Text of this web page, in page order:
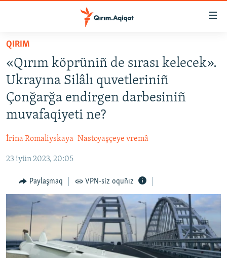
Esas
qaytmaq
Baş
navigatsiyağa
qaytmaq
Qıdıruvğa
SİYASET
İQTİSADİYAT
CEMİYET
İNSAN AQLARI
VİDEO
SÜRET
BLOGLAR
FİKİR
Русский
QIRIM
«Qırım köprüniñ de sırası kelecek».
Ukrayına Silâlı quvetleriniñ
Çonğarğa endirgen darbesiniñ
muvafaqiyeti ne?
İrina Romaliyskaya Nastoyaşçeye vremâ
23 iyün 2023, 20:05
Paylaşmaq VPN-siz oquñız